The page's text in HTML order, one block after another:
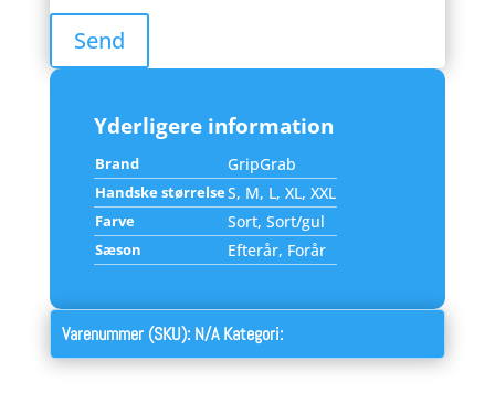
Yderligere information
Brand GripGrab
Handske størrelseS, M, L, XL, XXL
Farve Sort, Sort/gul
Sæson Efterår, Forår
Varenummer (SKU): N/A Kategori: